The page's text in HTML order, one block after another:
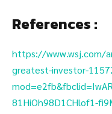
References :
https://www.wsj.com/
greatest-investor-
81HiOh98D1CHlof1-